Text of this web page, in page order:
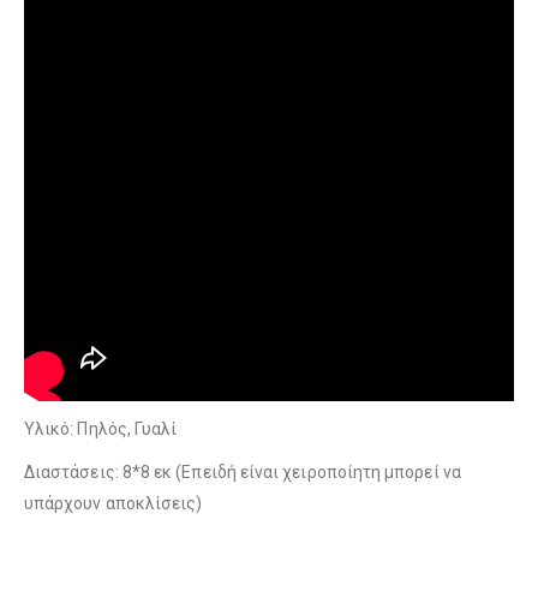
Υλικό: Πηλός, Γυαλί
Διαστάσεις: 8*8 εκ (Επειδή είναι χειροποίητη μπορεί να
υπάρχουν αποκλίσεις)